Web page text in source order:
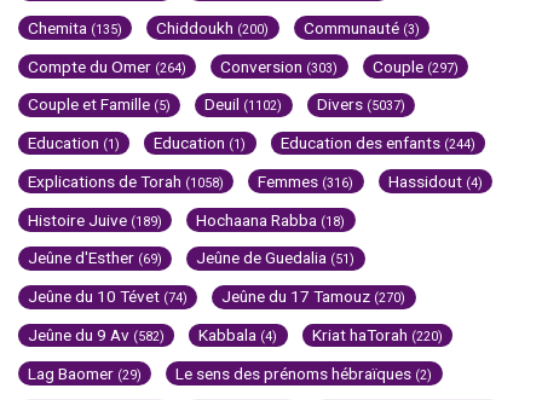
Chemita (135) Chiddoukh (200) Communauté (3)
Compte du Omer (264) Conversion (303) Couple (297)
Couple et Famille (5) Deuil (1102) Divers (5037)
Education (1) Education (1) Education des enfants (244)
Explications de Torah (1058) Femmes (316) Hassidout (4)
Histoire Juive (189) Hochaana Rabba (18)
Jeûne d'Esther (69) Jeûne de Guedalia (51)
Jeûne du 10 Tévet (74) Jeûne du 17 Tamouz (270)
Jeûne du 9 Av (582) Kabbala (4) Kriat haTorah (220)
Lag Baomer (29) Le sens des prénoms hébraïques (2)